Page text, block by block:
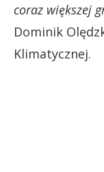
coraz większej
Dominik
Klimatycznej.